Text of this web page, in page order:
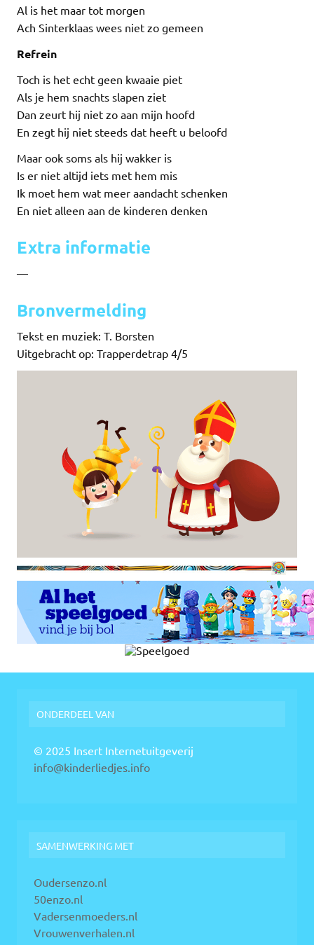
Al is het maar tot morgen
Ach Sinterklaas wees niet zo gemeen
Refrein
Toch is het echt geen kwaaie piet
Als je hem snachts slapen ziet
Dan zeurt hij niet zo aan mijn hoofd
En zegt hij niet steeds dat heeft u beloofd
Maar ook soms als hij wakker is
Is er niet altijd iets met hem mis
Ik moet hem wat meer aandacht schenken
En niet alleen aan de kinderen denken
Extra informatie
—
Bronvermelding
Tekst en muziek: T. Borsten
Uitgebracht op: Trapperdetrap 4/5
ONDERDEEL VAN
© 2025 Insert Internetuitgeverij
info@kinderliedjes.info
SAMENWERKING MET
Oudersenzo.nl
50enzo.nl
Vadersenmoeders.nl
Vrouwenverhalen.nl